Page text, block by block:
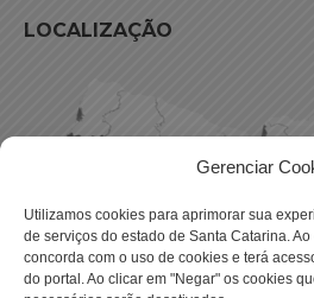
Gerenciar
Utilizamos cookies para aprimorar sua
de serviços do estado de Santa Catarina. Ao
concorda com o uso de cookies e terá
do portal. Ao clicar em "Negar" os cookies
LOCALIZAÇÃO